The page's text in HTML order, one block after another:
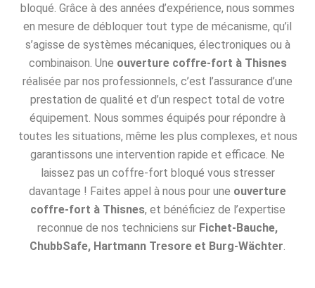
bloqué. Grâce à des années d’expérience, nous sommes
en mesure de débloquer tout type de mécanisme, qu’il
s’agisse de systèmes mécaniques, électroniques ou à
combinaison. Une ouverture coffre-fort à Thisnes
réalisée par nos professionnels, c’est l’assurance d’une
prestation de qualité et d’un respect total de votre
équipement. Nous sommes équipés pour répondre à
toutes les situations, même les plus complexes, et nous
garantissons une intervention rapide et efficace. Ne
laissez pas un coffre-fort bloqué vous stresser
davantage ! Faites appel à nous pour une ouverture
coffre-fort à Thisnes, et bénéficiez de l’expertise
reconnue de nos techniciens sur Fichet-Bauche,
ChubbSafe, Hartmann Tresore et Burg-Wächter.